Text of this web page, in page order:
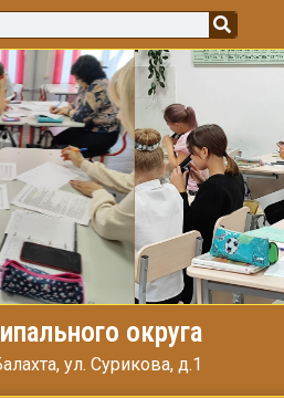
округа
ул. Сурикова, д.1